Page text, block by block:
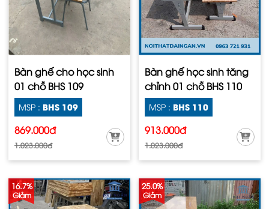
Bàn ghế cho học sinh
01 chỗ BHS 109
MSP : BHS 109
869.000đ
1.023.000đ
Bàn ghế học sinh tăng
chỉnh 01 chỗ BHS 110
MSP : BHS 110
913.000đ
1.023.000đ
16.7%
Giảm
25.0%
Giảm